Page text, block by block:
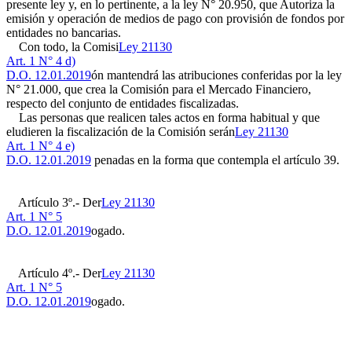
presente ley y, en lo pertinente, a la ley N° 20.950, que Autoriza la
emisión y operación de medios de pago con provisión de fondos por
entidades no bancarias.
Con todo, la ComisiLey 21130
Art. 1 N° 4 d)
D.O. 12.01.2019ón mantendrá las atribuciones conferidas por la ley
N° 21.000, que crea la Comisión para el Mercado Financiero,
respecto del conjunto de entidades fiscalizadas.
Las personas que realicen tales actos en forma habitual y que
eludieren la fiscalización de la Comisión seránLey 21130
Art. 1 N° 4 e)
D.O. 12.01.2019 penadas en la forma que contempla el artículo 39.
Artículo 3º.- DerLey 21130
Art. 1 N° 5
D.O. 12.01.2019ogado.
Artículo 4º.- DerLey 21130
Art. 1 N° 5
D.O. 12.01.2019ogado.